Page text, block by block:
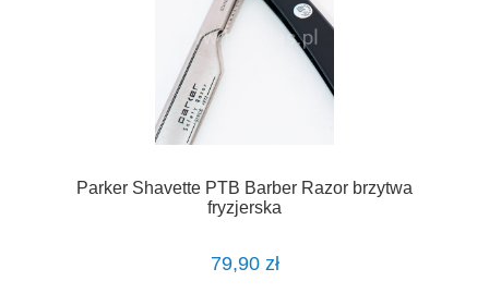
Parker Shavette PTB Barber Razor brzytwa
fryzjerska
79,90 zł